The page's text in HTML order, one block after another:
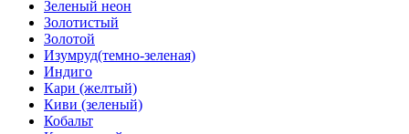
Зеленый неон
Золотистый
Золотой
Изумруд(темно-зеленая)
Индиго
Кари (желтый)
Киви (зеленый)
Кобальт